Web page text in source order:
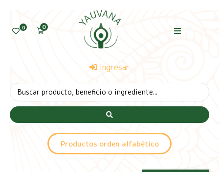
0 0
Ingresar
Productos orden alfabético